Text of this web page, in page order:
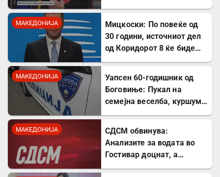
МАКЕДОНИЈА
Мицкоски: По повеќе од
30 години, источниот дел
од Коридорот 8 ќе биде
МАКЕДОНИЈА
Уапсен 60-годишник од
Боговиње: Пукал на
семејна веселба, куршум
МАКЕДОНИЈА
СДСМ обвинува:
Анализите за водата во
Гостивар доцнат, а